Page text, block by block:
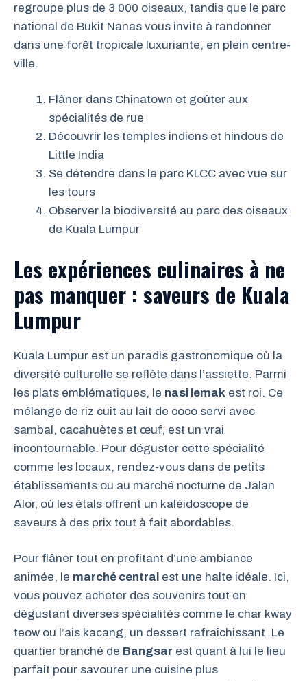
regroupe plus de 3 000 oiseaux, tandis que le parc
national de Bukit Nanas vous invite à randonner
dans une forêt tropicale luxuriante, en plein centre-
ville.
Flâner dans Chinatown et goûter aux
spécialités de rue
Découvrir les temples indiens et hindous de
Little India
Se détendre dans le parc KLCC avec vue sur
les tours
Observer la biodiversité au parc des oiseaux
de Kuala Lumpur
Les expériences culinaires à ne
pas manquer : saveurs de Kuala
Lumpur
Kuala Lumpur est un paradis gastronomique où la
diversité culturelle se reflète dans l’assiette. Parmi
les plats emblématiques, le nasi lemak est roi. Ce
mélange de riz cuit au lait de coco servi avec
sambal, cacahuètes et œuf, est un vrai
incontournable. Pour déguster cette spécialité
comme les locaux, rendez-vous dans de petits
établissements ou au marché nocturne de Jalan
Alor, où les étals offrent un kaléidoscope de
saveurs à des prix tout à fait abordables.
Pour flâner tout en profitant d’une ambiance
animée, le marché central est une halte idéale. Ici,
vous pouvez acheter des souvenirs tout en
dégustant diverses spécialités comme le char kway
teow ou l’ais kacang, un dessert rafraîchissant. Le
quartier branché de Bangsar est quant à lui le lieu
parfait pour savourer une cuisine plus